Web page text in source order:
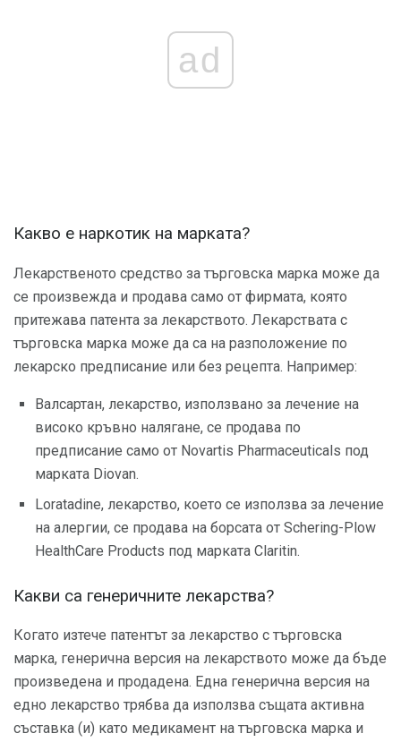
ad
Какво е наркотик на марката?
Лекарственото средство за търговска марка може да
се произвежда и продава само от фирмата, която
притежава патента за лекарството. Лекарствата с
търговска марка може да са на разположение по
лекарско предписание или без рецепта. Например:
Валсартан, лекарство, използвано за лечение на
високо кръвно налягане, се продава по
предписание само от Novartis Pharmaceuticals под
марката Diovan.
Loratadine, лекарство, което се използва за лечение
на алергии, се продава на борсата от Schering-Plow
HealthCare Products под марката Claritin.
Какви са генеричните лекарства?
Когато изтече патентът за лекарство с търговска
марка, генерична версия на лекарството може да бъде
произведена и продадена. Една генерична версия на
едно лекарство трябва да използва същата активна
съставка (и) като медикамент на търговска марка и